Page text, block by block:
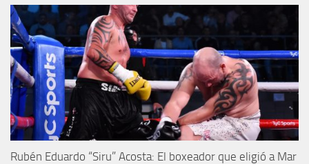
Rubén Eduardo “Siru” Acosta: El boxeador que eligió a Mar